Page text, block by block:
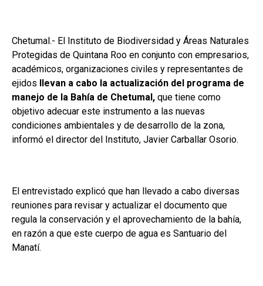
Chetumal.- El Instituto de Biodiversidad y Áreas Naturales
Protegidas de Quintana Roo en conjunto con empresarios,
académicos, organizaciones civiles y representantes de
ejidos
llevan a cabo la actualización del programa de
manejo de la Bahía de Chetumal, que tiene como
objetivo adecuar este instrumento a las nuevas
condiciones ambientales y de desarrollo de la zona,
informó el director del Instituto, Javier Carballar Osorio.
El entrevistado explicó que han llevado a cabo diversas
reuniones para revisar y actualizar el documento que
regula la conservación y el aprovechamiento de la bahía,
en razón a que este cuerpo de agua es Santuario del
Manatí.